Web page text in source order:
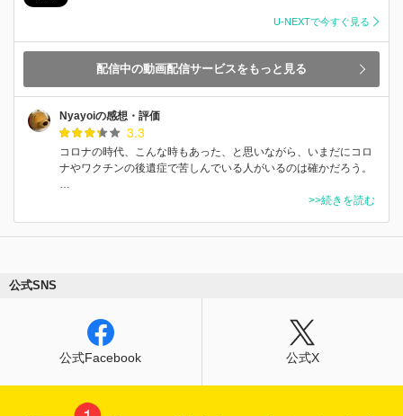
U-NEXTで今すぐ見る
配信中の動画配信サービスをもっと見る
Nyayoiの感想・評価
3.3
コロナの時代、こんな時もあった、と思いながら、いまだにコロ
ナやワクチンの後遺症で苦しんでいる人がいるのは確かだろう。
>>続きを読む
公式SNS
公式Facebook 公式X